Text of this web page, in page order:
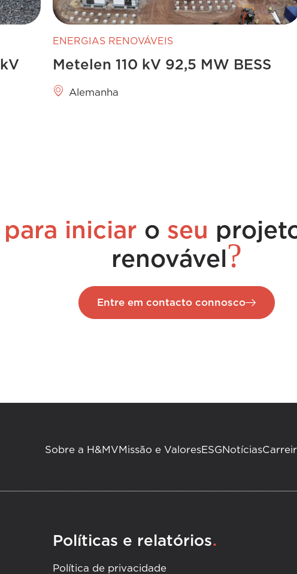
ENERGIAS RENOVÁVEIS
Metelen 110 kV 92,5 MW BESS
Alemanha
para iniciar o seu
renovável ?
Entre em contacto connosco
Sobre a H&MV Missão e ValoresESG Notícias
Políticas e relatórios.
Política de privacidade